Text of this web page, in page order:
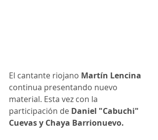
El cantante riojano Martín Lencina
continua presentando nuevo
material. Esta vez con la
participación de Daniel "Cabuchi"
Cuevas y Chaya Barrionuevo.